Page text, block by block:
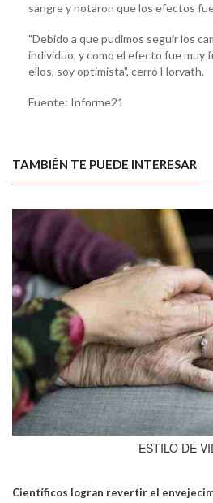
sangre y notaron que los efectos
"Debido a que pudimos seguir los
individuo, y como el efecto fue muy
ellos, soy optimista", cerró Horvath.
Fuente: Informe21
TAMBIÉN TE PUEDE INTERESAR
ESTILO DE
Científicos logran revertir el